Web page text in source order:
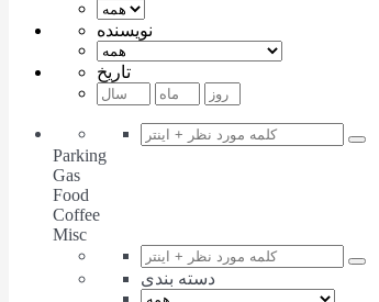
نویسنده
تاریخ
Parking
Gas
Food
Coffee
Misc
دسته بندی